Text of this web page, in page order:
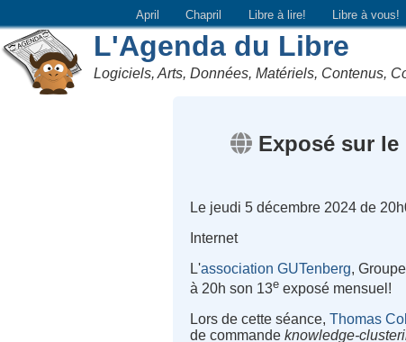
April Chapril Libre à lire! Libre à vous!
L'Agenda du Libre
Logiciels, Arts, Données, Matériels, Contenus,
Exposé sur le
Le jeudi 5 décembre 2024 de
Internet
L'association GUTenberg,
à 20h son 13e exposé mensuel!
Lors de cette séance,Thomas
de commandeknowledge-